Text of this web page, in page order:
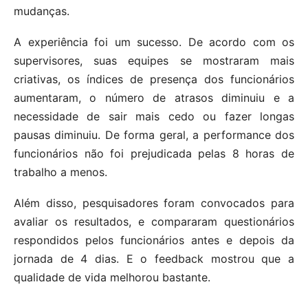
mudanças.
A experiência foi um sucesso. De acordo com os
supervisores, suas equipes se mostraram mais
criativas, os índices de presença dos funcionários
aumentaram, o número de atrasos diminuiu e a
necessidade de sair mais cedo ou fazer longas
pausas diminuiu. De forma geral, a performance dos
funcionários não foi prejudicada pelas 8 horas de
trabalho a menos.
Além disso, pesquisadores foram convocados para
avaliar os resultados, e compararam questionários
respondidos pelos funcionários antes e depois da
jornada de 4 dias. E o feedback mostrou que a
qualidade de vida melhorou bastante.